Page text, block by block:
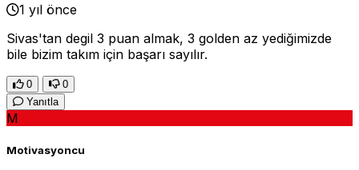
1 yıl önce
Sivas'tan degil 3 puan almak, 3 golden az yediğimizde
bile bizim takım için başarı sayılır.
0
0
Yanıtla
M
Motivasyoncu